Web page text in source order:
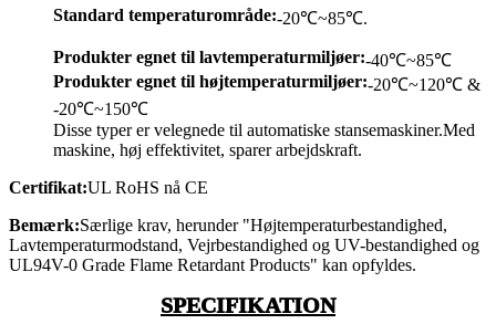
Standard temperaturområde:-20℃~85℃.
Produkter egnet til lavtemperaturmiljøer:-40℃~85℃
Produkter egnet til højtemperaturmiljøer:-20℃~120℃ &
-20℃~150℃
Disse typer er velegnede til automatiske stansemaskiner.Med
maskine, høj effektivitet, sparer arbejdskraft.
Certifikat:UL RoHS nå CE
Bemærk:Særlige krav, herunder "Højtemperaturbestandighed,
Lavtemperaturmodstand, Vejrbestandighed og UV-bestandighed og
UL94V-0 Grade Flame Retardant Products" kan opfyldes.
SPECIFIKATION